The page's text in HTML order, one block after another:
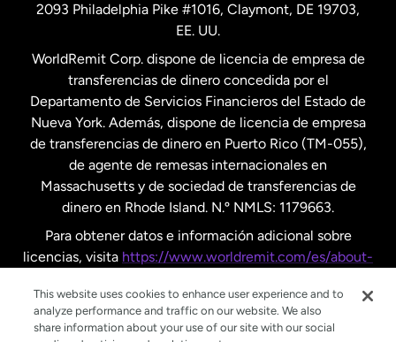
Suecia
2093 Philadelphia Pike #1016, Claymont, DE 19703,
EE. UU.
WorldRemit Corp. dispone de licencia de empresa de
transferencias de dinero concedida por el
Departamento de Servicios Financieros del Estado de
Nueva York. Además, dispone de licencia de empresa
de transferencias de dinero en Puerto Rico (TM-055),
de agente de remesas internacionales en
Massachusetts y de sociedad de transferencias de
dinero en Rhode Island. N.º NMLS: 1179663.
Para obtener datos e información adicional sobre
licencias, visita https://www.worldremit.com/es/about-
This website uses cookies to enhance user experience and to
analyze performance and traffic on our website. We also
share information about your use of our site with our social